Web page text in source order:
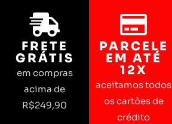
FRETE
GRÁTIS
em compras
acima de
R$249,90
PARCELE
EM ATÉ
12X
aceitamos todos
os cartões de
crédito